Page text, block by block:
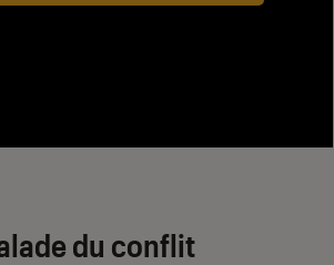
du conflit